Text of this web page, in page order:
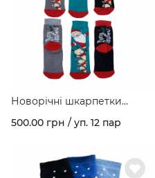
Новорічні шкарпетки
зимові махрові з малюнком
"Звірята" асорті кольорів в
500.00 грн / уп. 12 пар